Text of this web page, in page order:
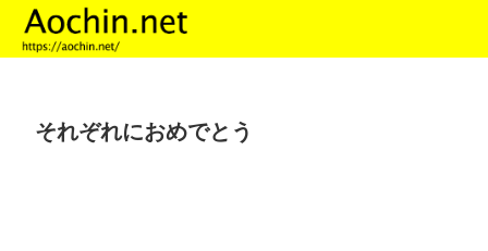
それぞれにおめでとう